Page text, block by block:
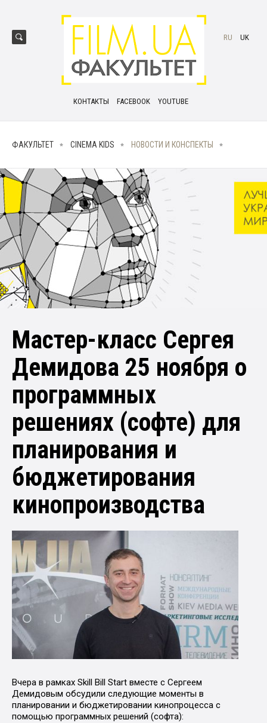
КОНТАКТЫ FACEBOOK YOUTUBE
RU UK
ФАКУЛЬТЕТ CINEMA KIDS НОВОСТИ И КОНСПЕКТЫ
Мастер-класс Сергея
Демидова 25 ноября о
программных
решениях (софте) для
планирования и
бюджетирования
кинопроизводства
Вчера в рамках Skill Bill Start вместе с Сергеем
Демидовым обсудили следующие моменты в
планировании и бюджетировании кинопроцесса с
помощью программных решений (софта):